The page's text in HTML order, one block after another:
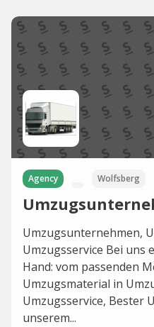
Agency Wolfsberg
Umzugsunternehmen,
Umzugsservice Bei uns
Hand: vom passenden
Umzugsmaterial in
Umzugsservice, Bester
unserem...